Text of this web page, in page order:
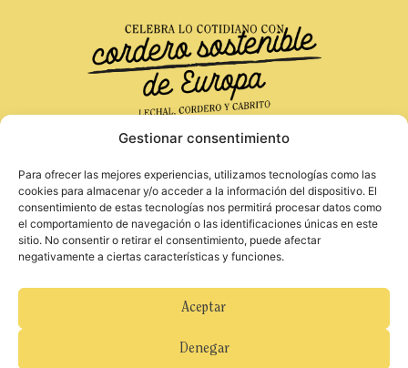
Gestionar consentimiento
Para ofrecer las mejores experiencias, utilizamos tecnologías como las
cookies para almacenar y/o acceder a la información del dispositivo. El
consentimiento de estas tecnologías nos permitirá procesar datos como
el comportamiento de navegación o las identificaciones únicas en este
sitio. No consentir o retirar el consentimiento, puede afectar
negativamente a ciertas características y funciones.
Aceptar
Denegar
Financiado por la Unión Europea. Las opiniones
y puntos de vista expresados solo comprometen a
su(s) autor(es) y no reflejan necesariamente los
de la Unión Europea o de la Agencia Ejecutiva
Europea de Investigación (REA). Ni la Unión
considerados responsables de ellos.
Para obtener más información sobre hábitos
Aviso Legal
Política de Privacidad
Política de Cookies